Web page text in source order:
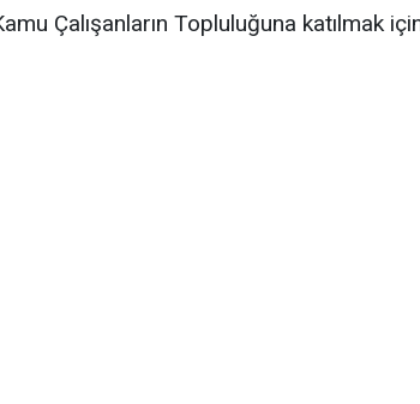
Çalışanların Topluluğuna katılmak